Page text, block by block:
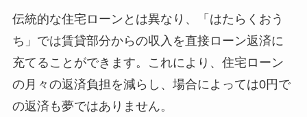
伝統的な住宅ローンとは異なり、「はたらくおう
ち」では賃貸部分からの収入を直接ローン返済に
充てることができます。これにより、住宅ローン
の月々の返済負担を減らし、場合によっては0円で
の返済も夢ではありません。